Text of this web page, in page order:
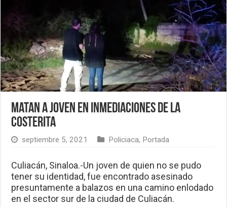
Matan a joven en inmediaciones de La
Costerita
septiembre 5, 2021 Policiaca, Portada
Culiacán, Sinaloa.-Un joven de quien no se pudo
tener su identidad, fue encontrado asesinado
presuntamente a balazos en una camino enlodado
en el sector sur de la ciudad de Culiacán.